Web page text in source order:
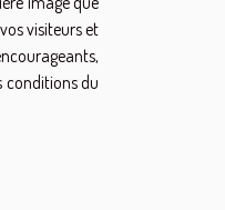
visiteurs et
conditions du